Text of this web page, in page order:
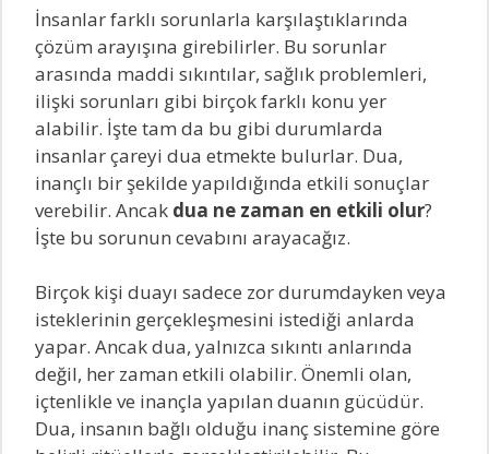
İnsanlar farklı sorunlarla karşılaştıklarında
çözüm arayışına girebilirler. Bu sorunlar
arasında maddi sıkıntılar, sağlık problemleri,
ilişki sorunları gibi birçok farklı konu yer
alabilir. İşte tam da bu gibi durumlarda
insanlar çareyi dua etmekte bulurlar. Dua,
inançlı bir şekilde yapıldığında etkili sonuçlar
verebilir. Ancak dua ne zaman en etkili olur?
İşte bu sorunun cevabını arayacağız.
Birçok kişi duayı sadece zor durumdayken veya
isteklerinin gerçekleşmesini istediği anlarda
yapar. Ancak dua, yalnızca sıkıntı anlarında
değil, her zaman etkili olabilir. Önemli olan,
içtenlikle ve inançla yapılan duanın gücüdür.
Dua, insanın bağlı olduğu inanç sistemine göre